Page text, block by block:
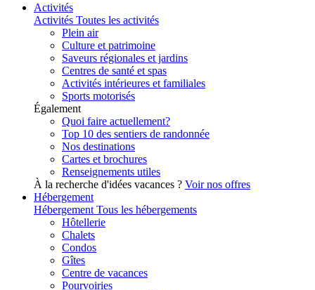
Activités
Activités Toutes les activités
Plein air
Culture et patrimoine
Saveurs régionales et jardins
Centres de santé et spas
Activités intérieures et familiales
Sports motorisés
Également
Quoi faire actuellement?
Top 10 des sentiers de randonnée
Nos destinations
Cartes et brochures
Renseignements utiles
À la recherche d'idées vacances ? Voir nos offres
Hébergement
Hébergement Tous les hébergements
Hôtellerie
Chalets
Condos
Gîtes
Centre de vacances
Pourvoiries